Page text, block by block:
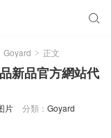

Goyard > 正文
新品官方網站代
片 分類： Goyard